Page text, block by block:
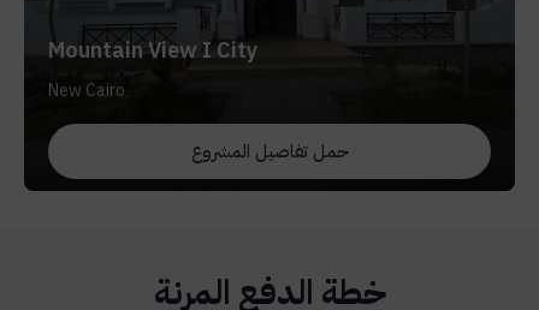
Mountain View I City
New Cairo
حمل تفاصيل المشروع
خطة الدفع المرنة